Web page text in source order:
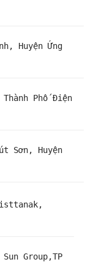
Huyện Ứng
Phố Điện
Sơn, Huyện
Group,TP